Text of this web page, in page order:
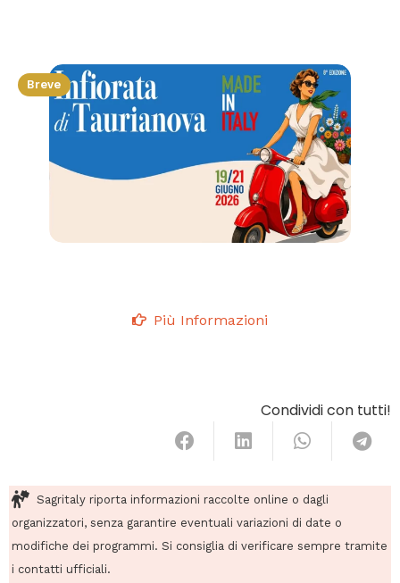
Breve
Più Informazioni
Condividi con tutti!
Sagritaly riporta informazioni raccolte online o dagli
organizzatori, senza garantire eventuali variazioni di date o
modifiche dei programmi. Si consiglia di verificare sempre tramite
i contatti ufficiali.